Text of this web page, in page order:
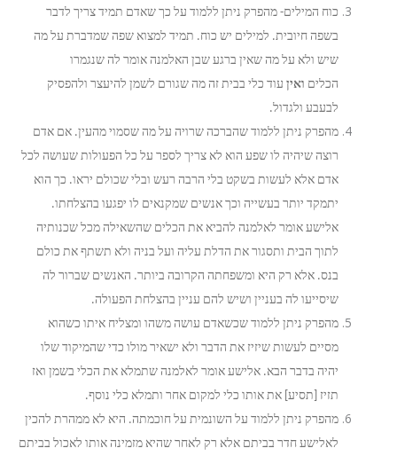
כוח המילים- מהפרק ניתן ללמוד על כך שאדם תמיד צריך לדבר
בשפה חיובית. למילים יש כוח. תמיד למצוא שפה שמדברת על מה
שיש ולא על מה שאין ברגע שבן האלמנה אומר לה שנגמרו
הכלים ואין עוד כלי בבית זה מה שגורם לשמן להיעצר ולהפסיק
לבעבע ולגדול.
מהפרק ניתן ללמוד שהברכה שרויה על מה שסמוי מהעין. אם אדם
רוצה שיהיה לו שפע הוא לא צריך לספר על כל הפעולות שעושה לכל
אדם אלא לעשות בשקט בלי הרבה רעש ובלי שכולם יראו. כך הוא
יתמקד יותר בעשייה וכך אנשים שמקנאים לו יפגעו בהצלחתו.
אלישע אומר לאלמנה להביא את הכלים שהשאילה מכל שכנותיה
לתוך הבית ותסגור את הדלת עליה ועל בניה ולא תשתף את כולם
בנס. אלא רק היא ומשפחתה הקרובה ביותר. האנשים שברור לה
שיסייעו לה בעניין ושיש להם עניין בהצלחת הפעולה.
מהפרק ניתן ללמוד שכשאדם עושה משהו ומצליח איתו כשהוא
מסיים לעשות שיזיז את הדבר ולא ישאיר מולו כדי שהמיקוד שלו
יהיה בדבר הבא. אלישע אומר לאלמנה שתמלא את הכלי בשמן ואז
תזיז [תסיע] את אותו כלי למקום אחר ותמלא כלי נוסף.
מהפרק ניתן ללמוד על השונמית על חוכמתה. היא לא ממהרת להכין
לאלישע חדר בביתם אלא רק לאחר שהיא מזמינה אותו לאכול בביתם